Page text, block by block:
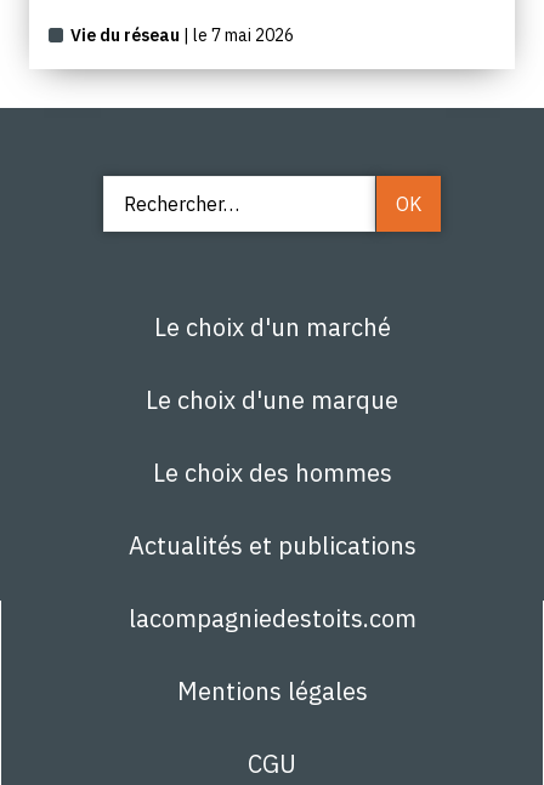
Vie du réseau | le 7 mai 2026
Le choix d'un marché
Le choix d'une marque
Le choix des hommes
Actualités et publications
lacompagniedestoits.com
Mentions légales
CGU